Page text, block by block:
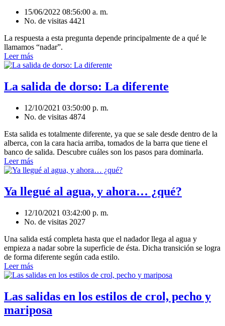
15/06/2022 08:56:00 a. m.
No. de visitas 4421
La respuesta a esta pregunta depende principalmente de a qué le
llamamos “nadar”.
Leer más
La salida de dorso: La diferente
12/10/2021 03:50:00 p. m.
No. de visitas 4874
Esta salida es totalmente diferente, ya que se sale desde dentro de la
alberca, con la cara hacia arriba, tomados de la barra que tiene el
banco de salida. Descubre cuáles son los pasos para dominarla.
Leer más
Ya llegué al agua, y ahora… ¿qué?
12/10/2021 03:42:00 p. m.
No. de visitas 2027
Una salida está completa hasta que el nadador llega al agua y
empieza a nadar sobre la superficie de ésta. Dicha transición se logra
de forma diferente según cada estilo.
Leer más
Las salidas en los estilos de crol, pecho y
mariposa